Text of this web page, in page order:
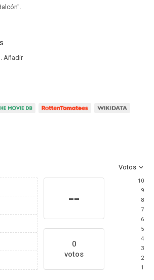
Añadir
Votos
--
0
votos
10
9
8
7
6
5
4
3
2
1